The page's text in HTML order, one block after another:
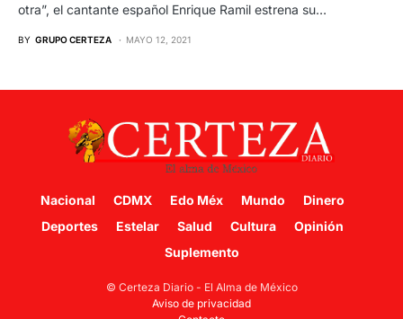
otra”, el cantante español Enrique Ramil estrena su…
BY GRUPO CERTEZA MAYO 12, 2021
Nacional CDMX Edo Méx Mundo
Dinero
Deportes
Estelar Salud Cultura
Opinión
Suplemento
© Certeza Diario - El Alma de México
Aviso de privacidad